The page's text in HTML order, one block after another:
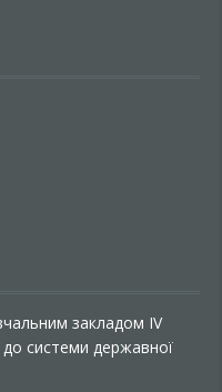
закладом IV
до системи державної